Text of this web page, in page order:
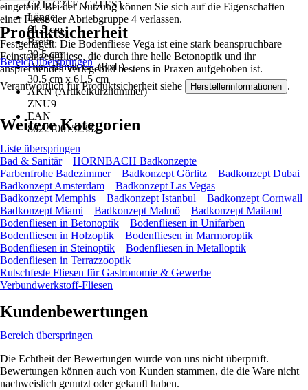
C2T, C2TE, C2TES1
Länge
61,5 cm
Breite
30,5 cm
Herstellmaß ca. (BxL)
30.5 cm x 61.5 cm
AKN (Artikelkurznummer)
ZNU9
EAN
8022100152382
eingeteilt. Bei der Nutzung können Sie sich auf die Eigenschaften
einer Fliese der Abriebgruppe 4 verlassen.
Festgenagelt: Die Bodenfliese Vega ist eine stark beanspruchbare
Feinsteinzeugfliese, die durch ihre helle Betonoptik und ihr
ansprechendes Verlegebild bestens in Praxen aufgehoben ist.
Produktsicherheit
Bereich überspringen
Verantwortlich für Produktsicherheit siehe Herstellerinformationen .
Weitere Kategorien
Liste überspringen
Bad & Sanitär
HORNBACH Badkonzepte
Farbenfrohe Badezimmer
Badkonzept Görlitz
Badkonzept Dubai
Badkonzept Amsterdam
Badkonzept Las Vegas
Badkonzept Memphis
Badkonzept Istanbul
Badkonzept Cornwall
Badkonzept Miami
Badkonzept Malmö
Badkonzept Mailand
Bodenfliesen in Betonoptik
Bodenfliesen in Unifarben
Bodenfliesen in Holzoptik
Bodenfliesen in Marmoroptik
Bodenfliesen in Steinoptik
Bodenfliesen in Metalloptik
Bodenfliesen in Terrazzooptik
Rutschfeste Fliesen für Gastronomie & Gewerbe
Verbundwerkstoff-Fliesen
Kundenbewertungen
Bereich überspringen
Die Echtheit der Bewertungen wurde von uns nicht überprüft.
Bewertungen können auch von Kunden stammen, die die Ware nicht
nachweislich genutzt oder gekauft haben.